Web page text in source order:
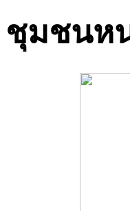
ชุมชนห